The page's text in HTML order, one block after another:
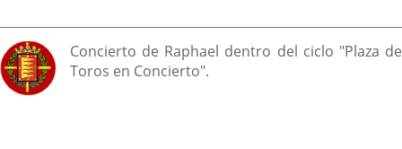
DescripciónConcierto de Raphael dentro del ciclo "Plaza de
Toros en Concierto".